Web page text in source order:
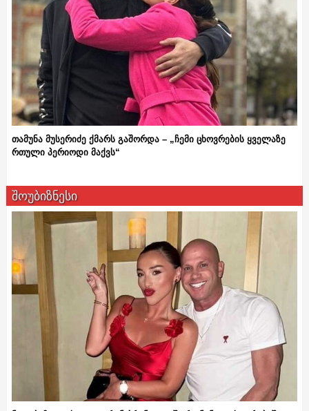
თამუნა მუსერიძე ქმარს გაშორდა – „ჩემი ცხოვრების ყველაზე
რთული პერიოდი მაქვს“
შოუბიზნესი